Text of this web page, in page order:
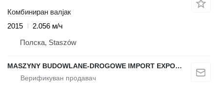
Комбиниран валјак
2015
2.056 м/ч
Полска, Staszów
MASZYNY BUDOWLANE-DROGOWE IMPORT EXPORT